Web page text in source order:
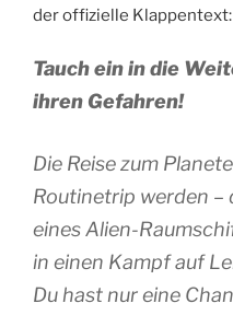
der offizielle Klappentext:
Tauch ein in die
ihren Gefahren!
Die Reise zum
Routinetrip werden –
eines Alien-
in einen Kampf auf
Du hast nur eine